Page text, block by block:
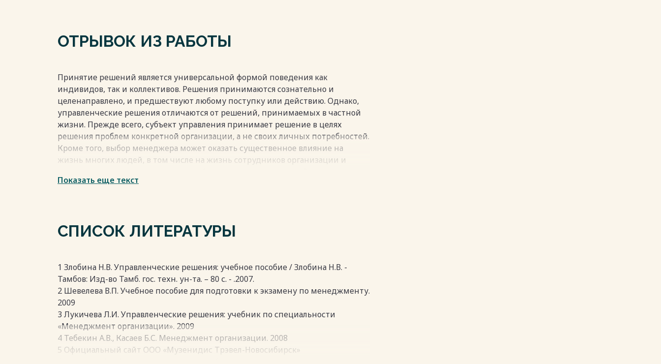
ОТРЫВОК ИЗ РАБОТЫ
Принятие решений является универсальной формой поведения как
индивидов, так и коллективов. Решения принимаются сознательно и
целенаправлено, и предшествуют любому поступку или действию. Однако,
управленческие решения отличаются от решений, принимаемых в частной
жизни. Прежде всего, субъект управления принимает решение в целях
решения проблем конкретной организации, а не своих личных потребностей.
Кроме того, выбор менеджера может оказать существенное влияние на
жизнь многих людей, в том числе на жизнь сотрудников организации и
организацией существует разделение труда, где одни работники заняты
управленческого решения заключается в выборе оптимальной альтернативы,
и направленного на достижение целей организации.
Весь текст будет доступенпосле покупки
Показать еще текст
СПИСОК ЛИТЕРАТУРЫ
1 Злобина Н.В. Управленческие решения: учебное пособие / Злобина Н.В. -
Тамбов: Изд-во Тамб. гос. техн. ун-та. – 80 с. - .2007.
2 Шевелева В.П. Учебное пособие для подготовки к экзамену по менеджменту.
2009
3 Лукичева Л.И. Управленческие решения: учебник по специальности
«Менеджмент организации». 2009
4 Тебекин А.В., Касаев Б.С. Менеджмент организации. 2008
5 Официальный сайт ООО «Музенидис Трэвел-Новосибирск»